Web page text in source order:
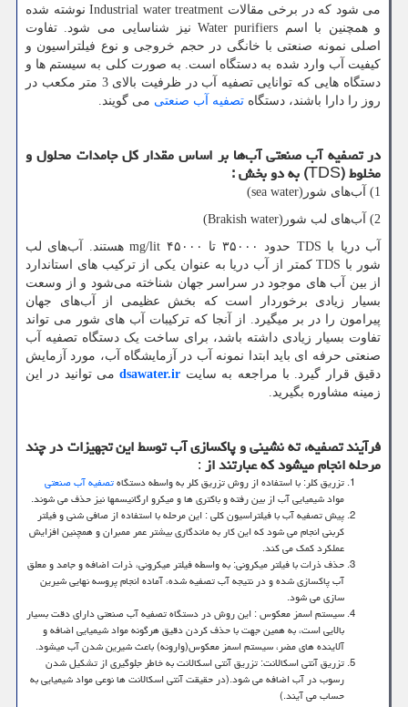
می شود که در برخی مقالات Industrial water treatment نوشته شده
و همچنین با اسم Water purifiers نیز شناسایی می شود. تفاوت
اصلی نمونه صنعتی با خانگی در حجم خروجی و نوع فیلتراسیون و
کیفیت آب وارد شده به دستگاه است. به صورت کلی به سیستم ها و
دستگاه هایی که توانایی تصفیه آب در ظرفیت بالای 3 متر مکعب در
روز را دارا باشند، دستگاه تصفیه آب صنعتی می گویند.
در تصفیه آب صنعتی آب‌ها بر اساس مقدار کل جامدات محلول و
مخلوط (TDS) به دو بخش :
1) آب‌های شور( sea water
)
2) آب‌های لب شور(
Brakish water
)
آب دریا با TDS حدود ۳۵۰۰۰ تا ۴۵۰۰۰ mg/litهستند. آب‌های لب
شور با TDSکمتر از آب دریا به عنوان یکی از ترکیب های استاندارد
از بین آب های موجود در سراسر جهان شناخته می‌شود و از وسعت
بسیار زیادی برخوردار است که بخش عظیمی از آب‌های جهان
پیرامون را در بر میگیرد. از آنجا که ترکیبات آب های شور می تواند
تفاوت بسیار زیادی داشته باشد، برای ساخت یک دستگاه تصفیه آب
صنعتی حرفه ای باید ابتدا نمونه آب در آزمایشگاه آب، مورد آزمایش
دقیق قرار گیرد. با مراجعه به سایت dsawater.irمی توانید در این
زمینه مشاوره بگیرید.
فرآیند تصفیه، ته نشینی و پاکسازی آب توسط این تجهیزات در چند
مرحله انجام میشود که عبارتند از:
تزریق کلر: با استفاده از روش تزریق کلر به واسطه دستگاهتصفیه آب صنعتی
مواد شیمیایی آب از بین رفته و باکتری ها و میکرو ارگانیسمها نیز حذف می شوند.
پیش تصفیه آب با فیلتراسیون کلی:این مرحله با استفاده از صافی شنی و فیلتر
کربنی انجام می شود که این کار به ماندگاری بیشتر عمر ممبران و همچنین افزایش
عملکرد کمک می کند.
حذف ذرات با فیلتر میکرونی: به واسطه فیلتر میکرونی، ذرات اضافه و جامد و معلق
آب پاکسازی شده و در نتیجه آب تصفیه شده، آماده انجام پروسه نهایی شیرین
سازی می شود.
سیستم اسمز معکوس : این روش در دستگاه تصفیه آب صنعتی دارای دقت بسیار
بالایی است، به همین جهت با حذف کردن دقیق هرگونه مواد شیمیایی اضافه و
آلاینده های مضر، سیستم اسمز معکوس(وارونه) باعث شیرین شدن آب میشود.
تزریق آنتی اسکالانت: تزریق آنتی اسکالانت به خاطر جلوگیری از تشکیل شدن
رسوب در آب اضافه می شود.(در حقیقت آنتی اسکالانت ها نوعی مواد شیمیایی به
حساب می آیند.)